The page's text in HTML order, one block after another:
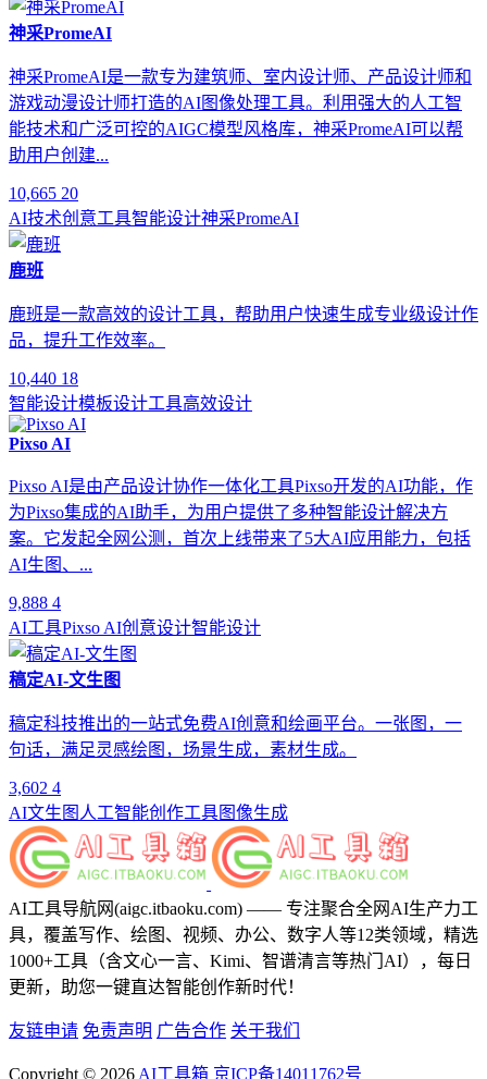
神采PromeAI
神采PromeAI是一款专为建筑师、室内设计师、产品设计师和
游戏动漫设计师打造的AI图像处理工具。利用强大的人工智
能技术和广泛可控的AIGC模型风格库，神采PromeAI可以帮
助用户创建...
10,665 20
AI技术创意工具智能设计神采PromeAI
鹿班
鹿班是一款高效的设计工具，帮助用户快速生成专业级设计作
品，提升工作效率。
10,440 18
智能设计模板设计工具高效设计
Pixso AI
Pixso AI是由产品设计协作一体化工具Pixso开发的AI功能，作
为Pixso集成的AI助手，为用户提供了多种智能设计解决方
案。它发起全网公测，首次上线带来了5大AI应用能力，包括
AI生图、...
9,888 4
AI工具Pixso AI创意设计智能设计
稿定AI-文生图
稿定科技推出的一站式免费AI创意和绘画平台。一张图，一
句话，满足灵感绘图，场景生成，素材生成。
3,602 4
AI文生图 人工智能创作工具图像生成
AI工具导航网(aigc.itbaoku.com) —— 专注聚合全网AI生产力工
具，覆盖写作、绘图、视频、办公、数字人等12类领域，精选
1000+工具（含文心一言、Kimi、智谱清言等热门AI），每日
更新，助您一键直达智能创作新时代！
友链申请 免责声明 广告合作 关于我们
Copyright © 2026 AI工具箱 京ICP备14011762号